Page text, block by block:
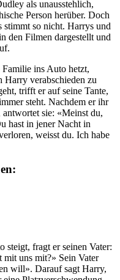
als unausstehlich,
Person herüber. Doch
stimmt so nicht. Harrys und
den Filmen dargestellt und
Familie ins Auto hetzt,
Harry verabschieden zu
trifft er auf seine Tante,
steht. Nachdem er ihr
antwortet sie: «Meinst du,
hast in jener Nacht in
weisst du. Ich habe
steigt, fragt er seinen Vater:
mit uns mit?» Sein Vater
will». Darauf sagt Harry,